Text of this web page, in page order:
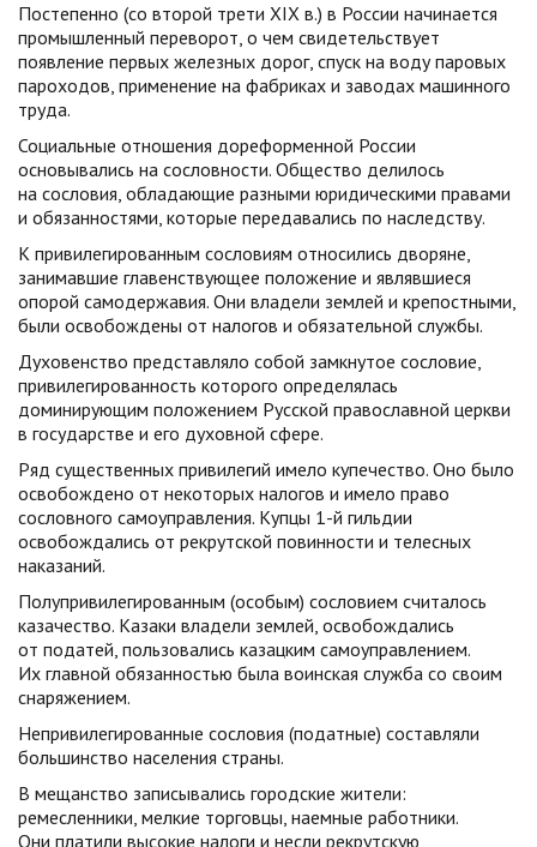
Постепенно (со второй трети XIX в.) в России начинается
промышленный переворот, о чем свидетельствует
появление первых железных дорог, спуск на воду паровых
пароходов, применение на фабриках и заводах машинного
труда.
Социальные отношения дореформенной России
основывались на сословности. Общество делилось
на сословия, обладающие разными юридическими правами
и обязанностями, которые передавались по наследству.
К привилегированным сословиям относились дворяне,
занимавшие главенствующее положение и являвшиеся
опорой самодержавия. Они владели землей и крепостными,
были освобождены от налогов и обязательной службы.
Духовенство представляло собой замкнутое сословие,
привилегированность которого определялась
доминирующим положением Русской православной церкви
в государстве и его духовной сфере.
Ряд существенных привилегий имело купечество. Оно было
освобождено от некоторых налогов и имело право
сословного самоуправления. Купцы 1-й гильдии
освобождались от рекрутской повинности и телесных
наказаний.
Полупривилегированным (особым) сословием считалось
казачество. Казаки владели землей, освобождались
от податей, пользовались казацким самоуправлением.
Их главной обязанностью была воинская служба со своим
снаряжением.
Непривилегированные сословия (податные) составляли
большинство населения страны.
В мещанство записывались городские жители:
ремесленники, мелкие торговцы, наемные работники.
Они платили высокие налоги и несли рекрутскую